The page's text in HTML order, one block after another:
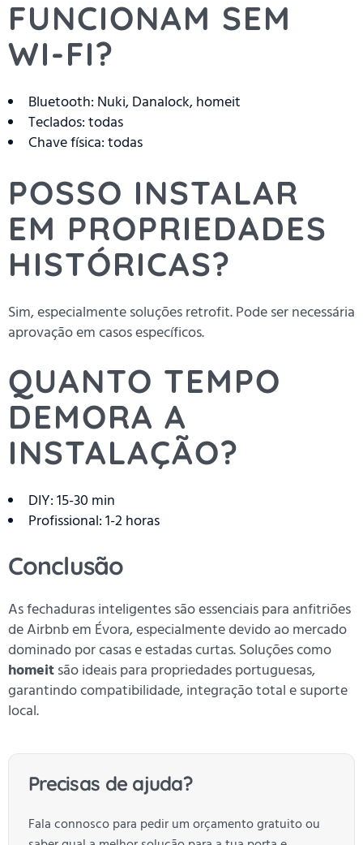
FUNCIONAM SEM
WI-FI?
Bluetooth: Nuki, Danalock, homeit
Teclados: todas
Chave física: todas
POSSO INSTALAR
EM PROPRIEDADES
HISTÓRICAS?
Sim, especialmente soluções retrofit. Pode ser necessária
aprovação em casos específicos.
QUANTO TEMPO
DEMORA A
INSTALAÇÃO?
DIY: 15-30 min
Profissional: 1-2 horas
Conclusão
As fechaduras inteligentes são essenciais para anfitriões
de Airbnb em Évora, especialmente devido ao mercado
dominado por casas e estadas curtas. Soluções como
homeit são ideais para propriedades portuguesas,
garantindo compatibilidade, integração total e suporte
local.
Precisas de ajuda?
Fala connosco para pedir um orçamento gratuito ou